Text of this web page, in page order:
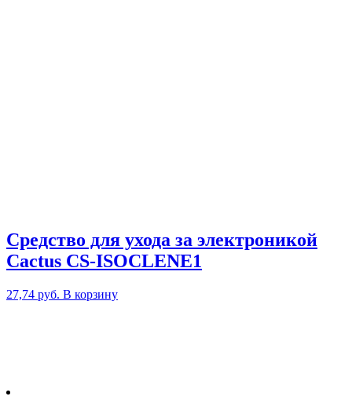
Средство для ухода за электроникой
Cactus CS-ISOCLENE1
27,74 руб. В корзину